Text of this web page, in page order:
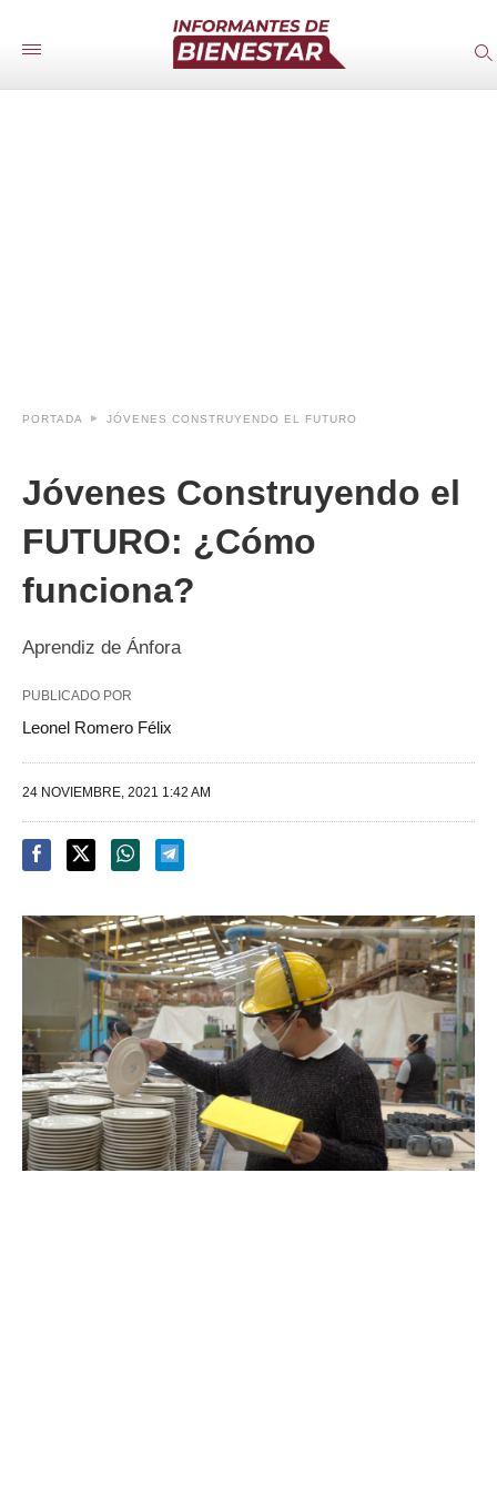
PORTADA JÓVENES CONSTRUYENDO EL FUTURO
Jóvenes Construyendo el
FUTURO: ¿Cómo
funciona?
Aprendiz de Ánfora
PUBLICADO POR
Leonel Romero Félix
24 NOVIEMBRE, 2021 1:42 AM